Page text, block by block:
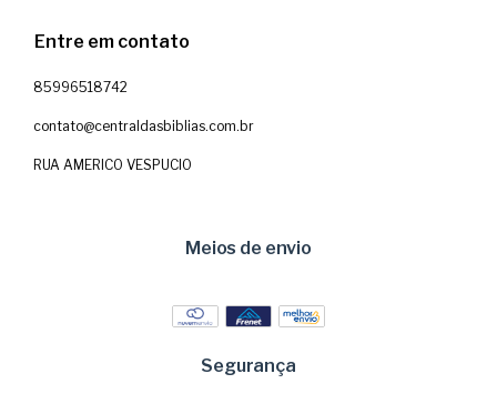
Entre em contato
85996518742
contato@centraldasbiblias.com.br
RUA AMERICO VESPUCIO
Meios de envio
Segurança